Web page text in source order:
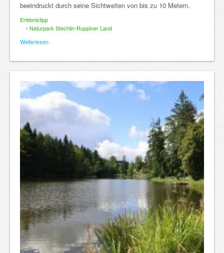
beeindruckt durch seine Sichtweiten von bis zu 10 Metern.
Erlebnistipp
• Naturpark Stechlin-Ruppiner Land
Weiterlesen